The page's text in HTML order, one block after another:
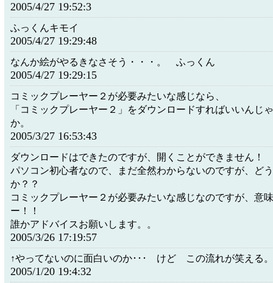
2005/4/27 19:52:3
ふっくんキモイ
2005/4/27 19:29:48
なんか絵がやるきなさそう・・・。 ふっくん
2005/4/27 19:29:15
コミックプレーヤー２が必要みたいな感じなら、
「コミックプレーヤー２」をダウンロードすればいいんじ
か。
2005/3/27 16:53:43
ダウンロードはできたのですが、開くことができません！
パソコン初心者なので、まだ全然わからないのですが、ど
か？？
コミックプレーヤー２が必要みたいな感じなのですが、意
ー！！
誰かアドバイスお願いします。。
2005/3/26 17:19:57
↑やってないのに面白いのか･･･ けど この流れが笑える。
2005/1/20 19:4:32